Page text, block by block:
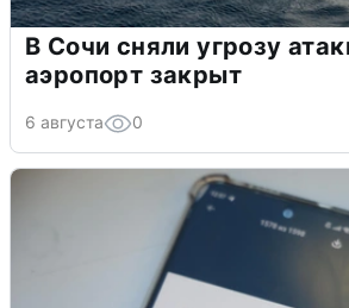
В Сочи сняли угрозу
аэропорт закрыт
6 августа 0